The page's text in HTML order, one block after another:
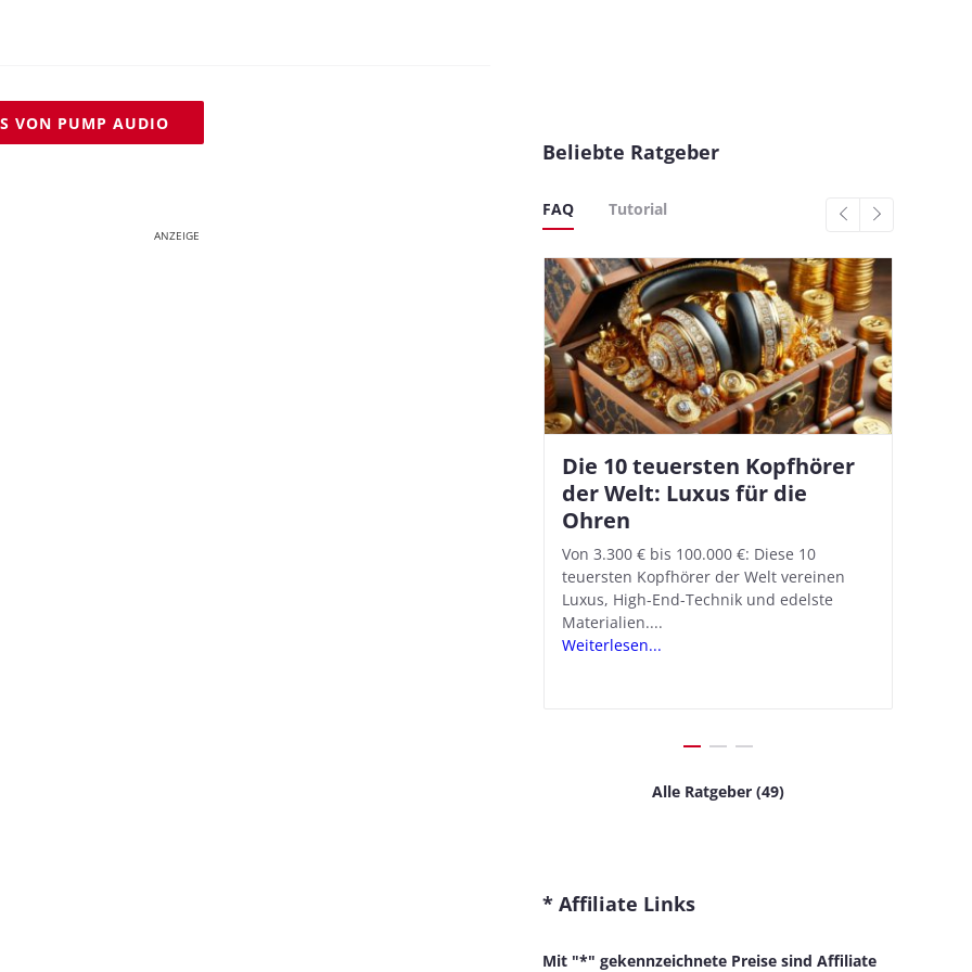
VON PUMP AUDIO
ANZEIGE
Beliebte Ratgeber
FAQ Tutorial
Die 10 teuersten Kopfhörer
der Welt: Luxus für die
Ohren
Von 3.300 € bis 100.000 €: Diese 10
teuersten Kopfhörer der Welt vereinen
Luxus, High-End-Technik und edelste
Materialien....
Weiterlesen...
Apple AirPods Pro 2 und iOS
18.1: So richtet ihr das neue
Hörgeräte-Feature ein
Mit iOS 18.1 und den AirPods Pro 2
verwandelt Apple seine In-Ear-Kopfhörer
in kostengünstige Hörhilfen. In wenigen
Schritten...
Weiterlesen...
Alle Ratgeber (49)
* Affiliate Links
Mit "*" gekennzeichnete Preise sind Affiliate